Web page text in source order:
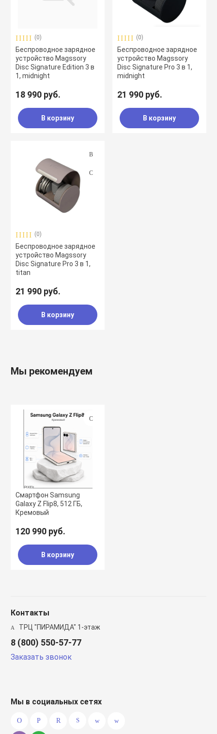
(0)
Беспроводное зарядное
устройство Magssory
Disc Signature Edition 3 в
1, midnight
18 990 руб.
В корзину
(0)
Беспроводное зарядное
устройство Magssory
Disc Signature Pro 3 в 1,
midnight
21 990 руб.
В корзину
(0)
Беспроводное зарядное
устройство Magssory
Disc Signature Pro 3 в 1,
titan
21 990 руб.
В корзину
Мы рекомендуем
Смартфон Samsung
Galaxy Z Flip8, 512 ГБ,
Кремовый
120 990 руб.
В корзину
Контакты
ТРЦ "ПИРАМИДА" 1-этаж
8 (800) 550-57-77
Заказать звонок
Мы в социальных сетях